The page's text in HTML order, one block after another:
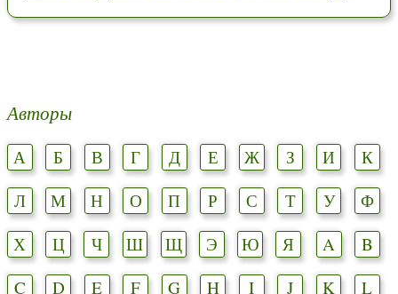
Авторы
А Б В Г Д Е Ж З И
К
Л
М Н О П Р С Т У
Ф
Х
Ц Ч Ш Щ Э Ю Я A
B
C
D E F G H I J K
L